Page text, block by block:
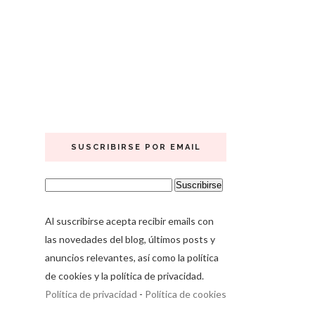
SUSCRIBIRSE POR EMAIL
Al suscribirse acepta recibir emails con
las novedades del blog, últimos posts y
anuncios relevantes, así como la política
de cookies y la política de privacidad.
Política de privacidad - Política de cookies